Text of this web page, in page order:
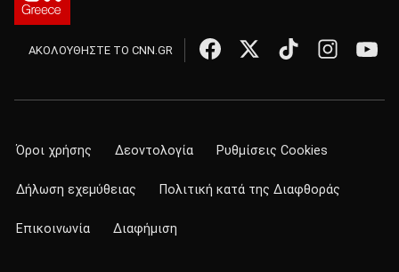
ΑΚΟΛΟΥΘΗΣΤΕ ΤΟ CNN.GR
Όροι χρήσης Δεοντολογία Ρυθμίσεις Cookies
Δήλωση εχεμύθειας Πολιτική κατά της Διαφθοράς
Επικοινωνία Διαφήμιση